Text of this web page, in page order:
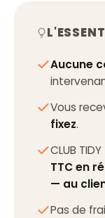
Aucune
Vous
fixez.
CLUB
TTC en
— au
Pas de